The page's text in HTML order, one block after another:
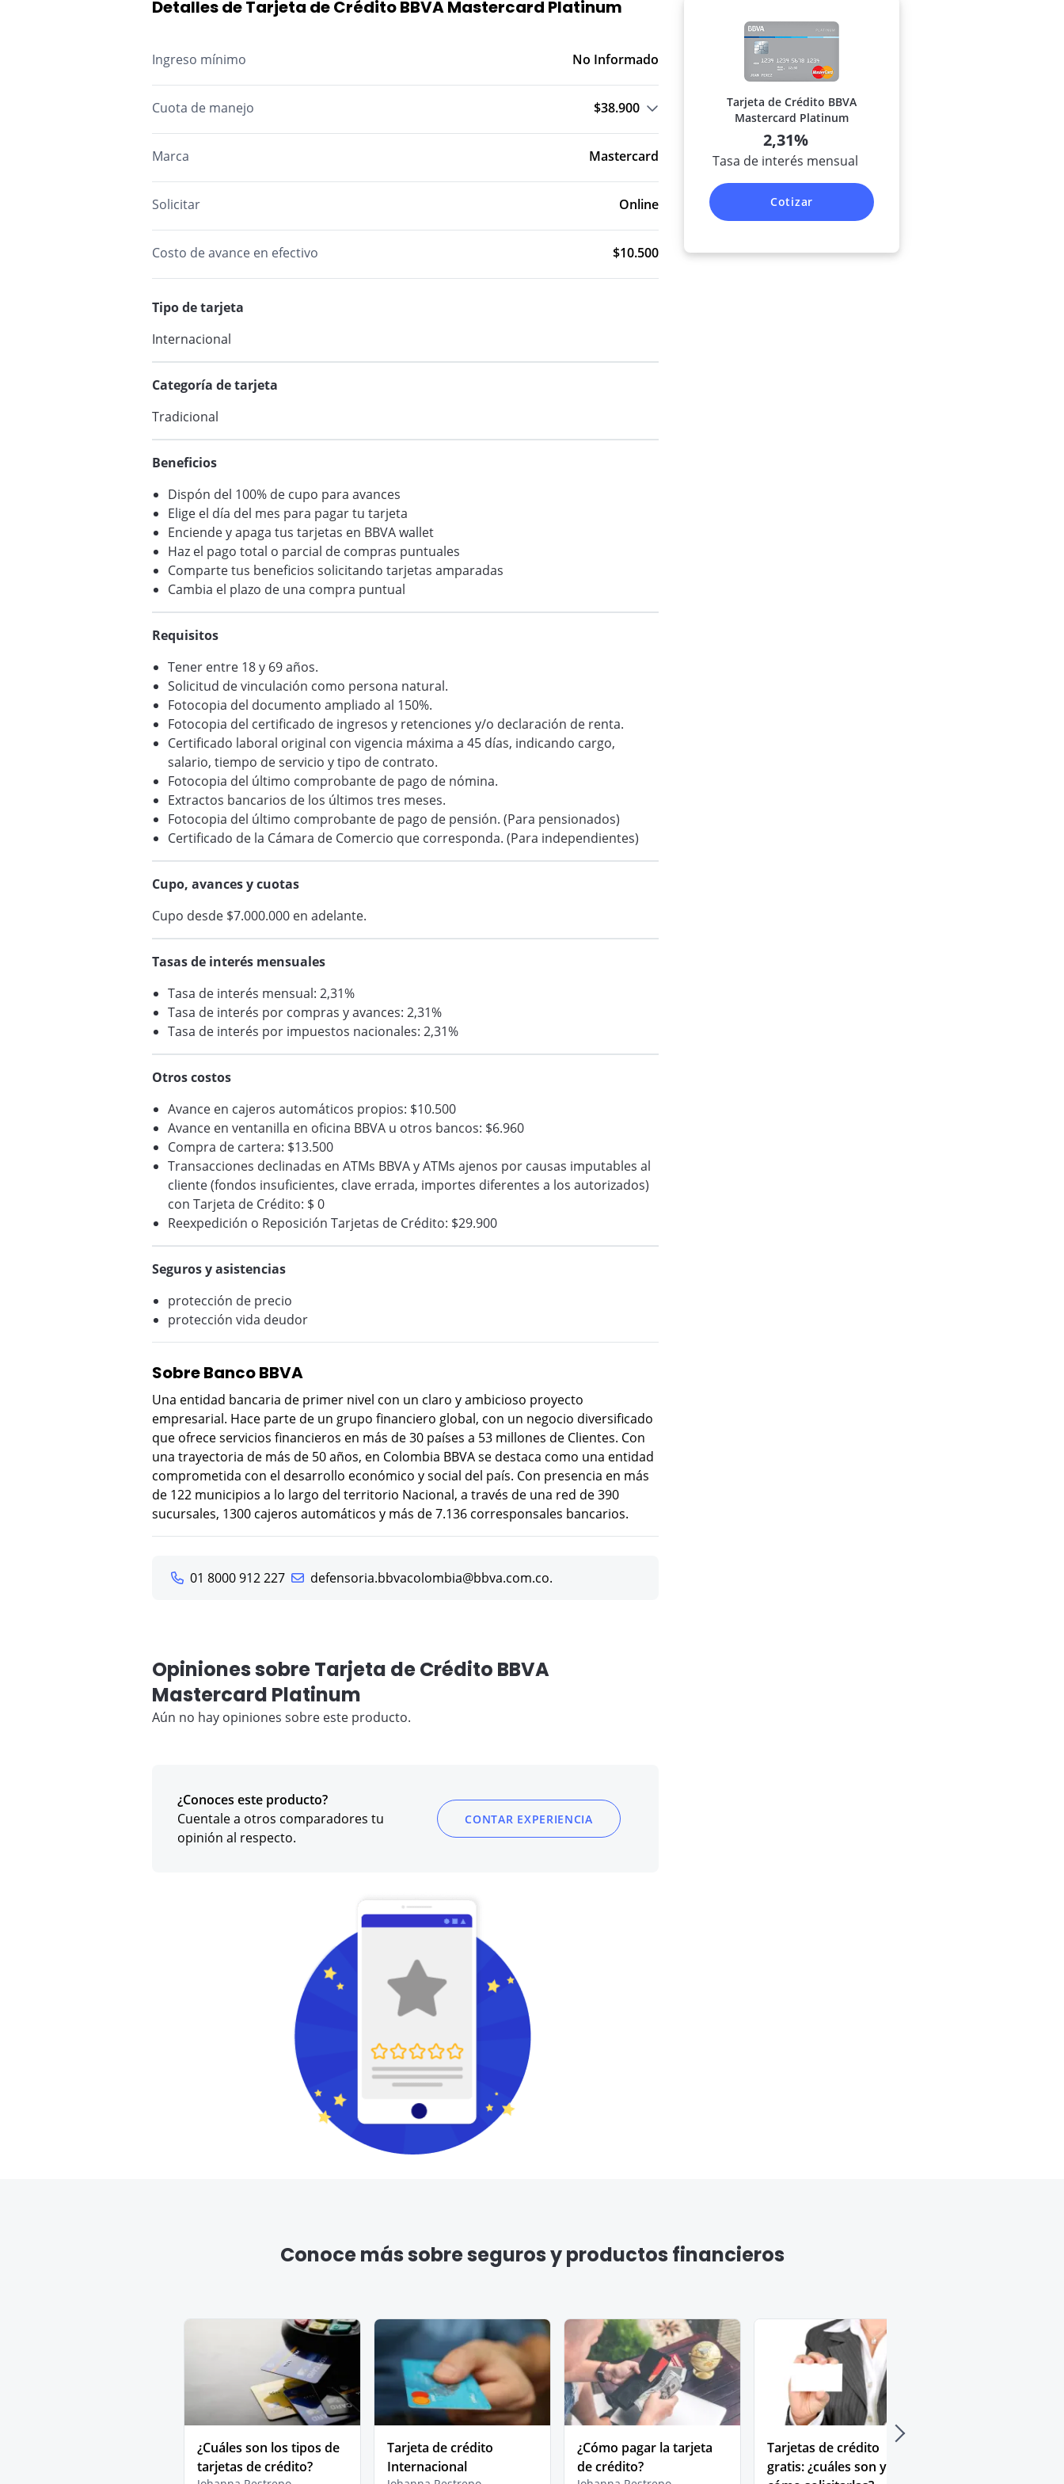
Detalles de Tarjeta de Crédito BBVA Mastercard Platinum
Ingreso mínimo No Informado
Cuota de manejo $38.900
Marca Mastercard
Solicitar Online
Costo de avance en efectivo $10.500
Tipo de tarjeta
Internacional
Categoría de tarjeta
Tradicional
Beneficios
Dispón del 100% de cupo para avances
Elige el día del mes para pagar tu tarjeta
Enciende y apaga tus tarjetas en BBVA wallet
Haz el pago total o parcial de compras puntuales
Comparte tus beneficios solicitando tarjetas amparadas
Cambia el plazo de una compra puntual
Requisitos
Tener entre 18 y 69 años.
Solicitud de vinculación como persona natural.
Fotocopia del documento ampliado al 150%.
Fotocopia del certificado de ingresos y retenciones y/o declaración de renta.
Certificado laboral original con vigencia máxima a 45 días, indicando cargo,
salario, tiempo de servicio y tipo de contrato.
Fotocopia del último comprobante de pago de nómina.
Extractos bancarios de los últimos tres meses.
Fotocopia del último comprobante de pago de pensión. (Para pensionados)
Certificado de la Cámara de Comercio que corresponda. (Para independientes)
Cupo, avances y cuotas
Cupo desde $7.000.000 en adelante.
Tasas de interés mensuales
Tasa de interés mensual: 2,31%
Tasa de interés por compras y avances: 2,31%
Tasa de interés por impuestos nacionales: 2,31%
Otros costos
Avance en cajeros automáticos propios: $10.500
Avance en ventanilla en oficina BBVA u otros bancos: $6.960
Compra de cartera: $13.500
Transacciones declinadas en ATMs BBVA y ATMs ajenos por causas imputables al
cliente (fondos insuficientes, clave errada, importes diferentes a los autorizados)
con Tarjeta de Crédito: $ 0
Reexpedición o Reposición Tarjetas de Crédito: $29.900
Seguros y asistencias
protección de precio
protección vida deudor
Sobre Banco BBVA
Una entidad bancaria de primer nivel con un claro y ambicioso proyecto
empresarial. Hace parte de un grupo financiero global, con un negocio diversificado
que ofrece servicios financieros en más de 30 países a 53 millones de Clientes. Con
una trayectoria de más de 50 años, en Colombia BBVA se destaca como una entidad
comprometida con el desarrollo económico y social del país. Con presencia en más
de 122 municipios a lo largo del territorio Nacional, a través de una red de 390
sucursales, 1300 cajeros automáticos y más de 7.136 corresponsales bancarios.
01 8000 912 227 defensoria.bbvacolombia@bbva.com.co.
Opiniones sobre Tarjeta de Crédito BBVA
Mastercard Platinum
Aún no hay opiniones sobre este producto.
¿Conoces este producto?
Cuentale a otros comparadores tu
opinión al respecto.
CONTAR EXPERIENCIA
Tarjeta de Crédito BBVA
Mastercard Platinum
2,31%
Tasa de interés mensual
Cotizar
Conoce más sobre seguros y productos financieros
¿Cuáles son los tipos de
tarjetas de crédito?
Tarjeta de crédito
Internacional
¿Cómo pagar la tarjeta
de crédito?
Tarjetas de crédito
gratis: ¿cuáles son y